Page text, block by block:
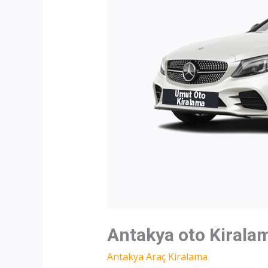
Antakya oto
Antakya Araç Kiralama